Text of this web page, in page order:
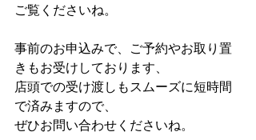
ご覧くださいね。
事前のお申込みで、ご予約やお取り置
きもお受けしております、
店頭での受け渡しもスムーズに短時間
で済みますので、
ぜひお問い合わせくださいね。